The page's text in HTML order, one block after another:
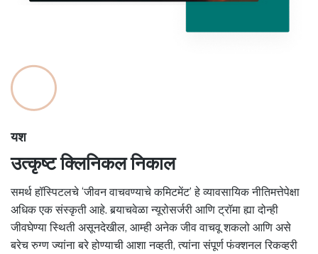
यश
उत्कृष्ट क्लिनिकल निकाल
समर्थ हॉस्पिटलचे ‘जीवन वाचवण्याचे कमिटमेंट’ हे व्यावसायिक नीतिमत्तेपेक्षा
अधिक एक संस्कृती आहे. बर्‍याचवेळा न्यूरोसर्जरी आणि ट्रॉमा ह्या दोन्ही
जीवघेण्या स्थिती असूनदेखील, आम्ही अनेक जीव वाचवू शकलो आणि असे
बरेच रुग्ण ज्यांना बरे होण्याची आशा नव्हती, त्यांना संपूर्ण फंक्शनल रिकव्हरी